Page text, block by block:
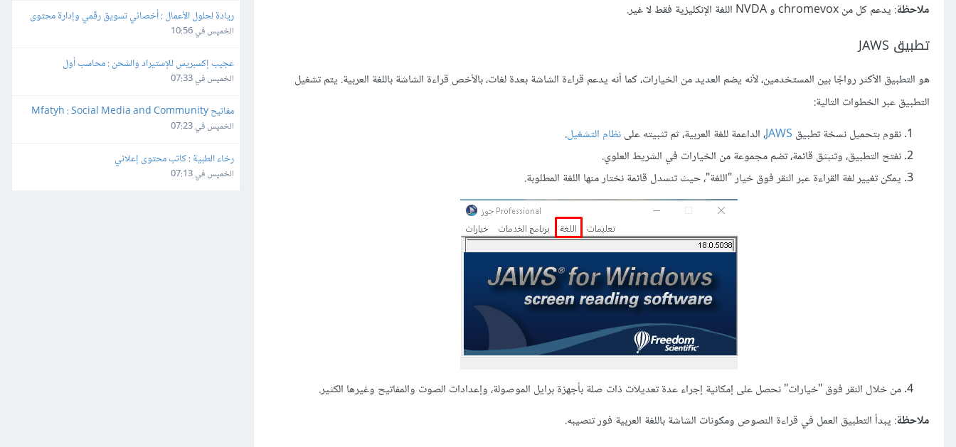
ملاحظة: يدعم كل من chromevox و NVDA اللغة الإنكليزية فقط لا غير.
تطبيق JAWS
هو التطبيق الأكثر رواجًا بين المستخدمين، لأنه يضم العديد من الخيارات، كما أنه يدعم قراءة الشاشة بعدة لغات، بالأخص قراءة الشاشة باللغة العربية. يتم تشغيل
التطبيق عبر الخطوات التالية:
نقوم بتحميل نسخة تطبيق JAWS، الداعمة للغة العربية، ثم تثبيته علىنظام التشغيل.
نفتح التطبيق، وتنبثق قائمة، تضم مجموعة من الخيارات في الشريط العلوي.
يمكن تغيير لغة القراءة عبر النقر فوق خيار "اللغة"، حيث تنسدل قائمة نختار منها اللغة المطلوبة.
من خلال النقر فوق "خيارات" نحصل على إمكانية إجراء عدة تعديلات ذات صلة بأجهزة برايل الموصولة، وإعدادات الصوت والمفاتيح وغيرها الكثير.
ملاحظة: يبدأ التطبيق العمل في قراءة النصوص ومكونات الشاشة باللغة العربية فور تنصيبه.
ريادة لحلول الأعمال : أخصائي تسويق رقمي وإدارة محتوى
الخميس في 10:56
عجيب إكسبريس للإستيراد والشحن : محاسب أول
الخميس في 07:33
Manager
الخميس في 07:23
رخاء الطبية : كاتب محتوى إعلاني
الخميس في 07:13